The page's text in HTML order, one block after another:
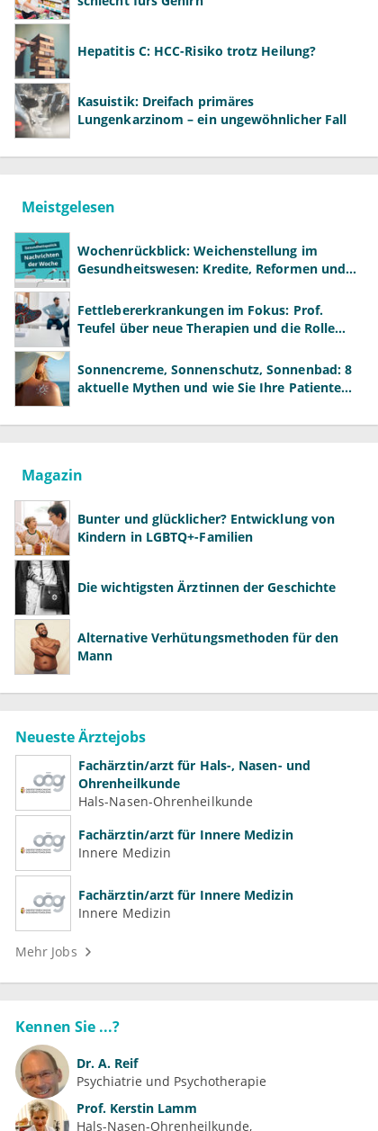
Hepatitis C: HCC-Risiko trotz Heilung?
Kasuistik: Dreifach primäres
Lungenkarzinom – ein ungewöhnlicher Fall
Meistgelesen
Wochenrückblick: Weichenstellung im
Gesundheitswesen: Kredite, Reformen und
Fettlebererkrankungen im Fokus: Prof.
Teufel über neue Therapien und die Rolle
Sonnencreme, Sonnenschutz, Sonnenbad: 8
aktuelle Mythen und wie Sie Ihre Patienten
Magazin
Bunter und glücklicher? Entwicklung von
Kindern in LGBTQ+-Familien
Die wichtigsten Ärztinnen der Geschichte
Alternative Verhütungsmethoden für den
Mann
Neueste Ärztejobs
Fachärztin/arzt für Hals-, Nasen- und
Ohrenheilkunde
Hals-Nasen-Ohrenheilkunde
Fachärztin/arzt für Innere Medizin
Innere Medizin
Fachärztin/arzt für Innere Medizin
Innere Medizin
Mehr Jobs
Kennen Sie ...?
Dr. A. Reif
Psychiatrie und Psychotherapie
Prof. Kerstin Lamm
Hals-Nasen-Ohrenheilkunde